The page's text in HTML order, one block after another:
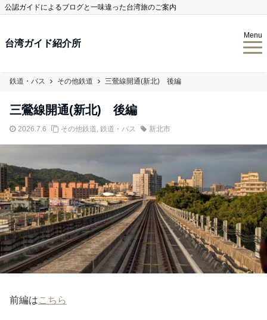
公認ガイドによるブログと一味違った台湾旅のご案内
台湾ガイド紹介所
Menu
鉄道・バス その他鉄道 三鶯線開通(新北) 後編
三鶯線開通(新北) 後編
2026.7.6 その他鉄道, 鉄道・バス 新北市
前編はこちら